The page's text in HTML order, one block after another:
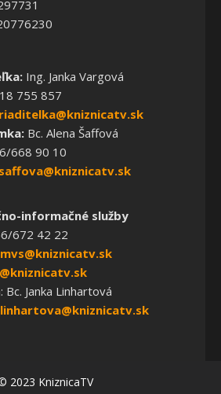
Ing. Janka Vargová
755 857
riaditelka@kniznicatv.sk
Bc. Alena Šaffová
668 90 10
saffova@kniznicatv.sk
informačné služby
672 42 22
mvs@kniznicatv.sk
Bc. Janka Linhartová
linhartova@kniznicatv.sk
2023 KniznicaTV